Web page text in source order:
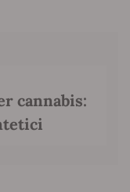
cannabis: